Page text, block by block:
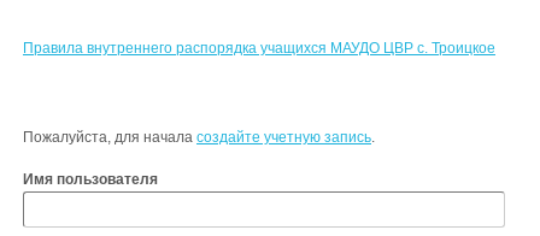
Правила внутреннего распорядка учащихся МАУДО ЦВР с. Троицкое
Пожалуйста, для начала создайте учетную запись.
Имя пользователя